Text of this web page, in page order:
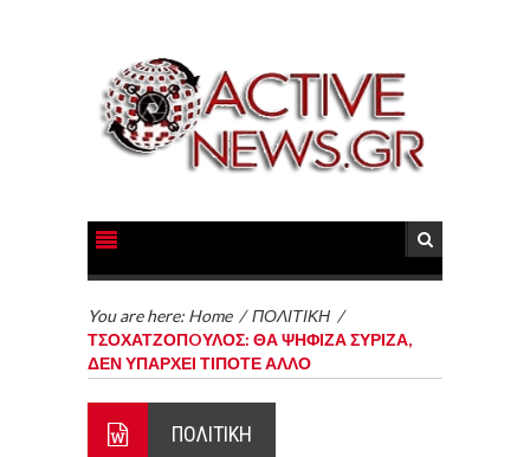
You are here: Home /ΠΟΛΙΤΙΚΗ /
ΤΣΟΧΑΤΖΟΠOΥΛΟΣ: ΘΑ ΨΗΦΙΖΑ ΣΥΡΙΖΑ,
ΔΕΝ ΥΠΑΡΧΕΙ ΤΙΠΟΤΕ ΑΛΛΟ
ΠΟΛΙΤΙΚΗ